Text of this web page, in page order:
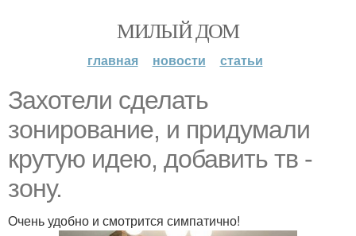
МИЛЫЙ ДОМ
главная новости статьи
Захотели сделать
зонирование, и придумали
крутую идею, добавить тв -
зону.
Очень удобно и смотрится симпатично!